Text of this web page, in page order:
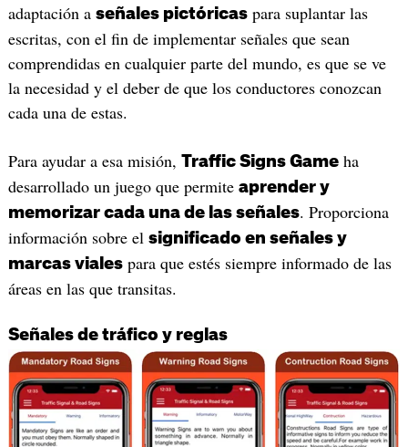
adaptación a señales pictóricaspara suplantar las
escritas, con el fin de implementar señales que sean
comprendidas en cualquier parte del mundo, es que se ve
la necesidad y el deber de que los conductores conozcan
cada una de estas.
Para ayudar a esa misión, Traffic Signs Gameha
desarrollado un juego que permite aprender y
memorizar cada una de las señales. Proporciona
información sobre el significado en señales y
marcas vialespara que estés siempre informado de las
áreas en las que transitas.
Señales de tráfico y reglas